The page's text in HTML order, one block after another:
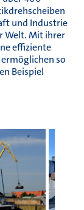
und Industrie
Welt. Mit ihrer
effiziente
so
Beispiel